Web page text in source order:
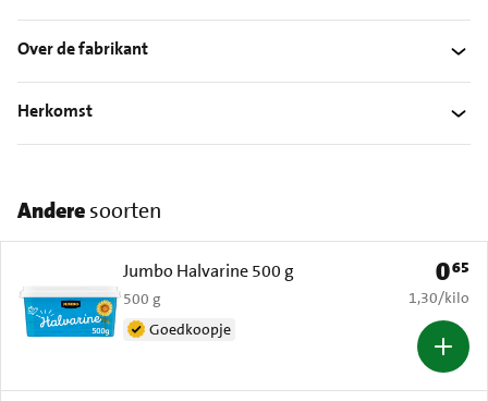
Over de fabrikant
Herkomst
Anderesoorten
Jumbo Halvarine 500 g
500 g
Goedkoopje
Prijs:
065
€ 1,30 per
1,30/kilo